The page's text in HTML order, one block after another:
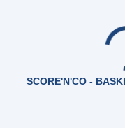
SCORE'N'CO -